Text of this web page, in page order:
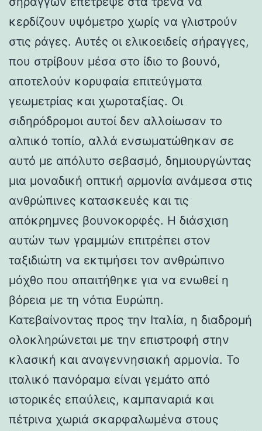
κερδίζουν υψόμετρο χωρίς να γλιστρούν
στις ράγες. Αυτές οι ελικοειδείς σήραγγες,
που στρίβουν μέσα στο ίδιο το βουνό,
αποτελούν κορυφαία επιτεύγματα
γεωμετρίας και χωροταξίας. Οι
σιδηρόδρομοι αυτοί δεν αλλοίωσαν το
αλπικό τοπίο, αλλά ενσωματώθηκαν σε
αυτό με απόλυτο σεβασμό, δημιουργώντας
μια μοναδική οπτική αρμονία ανάμεσα στις
ανθρώπινες κατασκευές και τις
απόκρημνες βουνοκορφές. Η διάσχιση
αυτών των γραμμών επιτρέπει στον
ταξιδιώτη να εκτιμήσει τον ανθρώπινο
μόχθο που απαιτήθηκε για να ενωθεί η
βόρεια με τη νότια Ευρώπη.
Κατεβαίνοντας προς την Ιταλία, η διαδρομή
ολοκληρώνεται με την επιστροφή στην
κλασική και αναγεννησιακή αρμονία. Το
ιταλικό πανόραμα είναι γεμάτο από
ιστορικές επαύλεις, καμπαναριά και
πέτρινα χωριά σκαρφαλωμένα στους